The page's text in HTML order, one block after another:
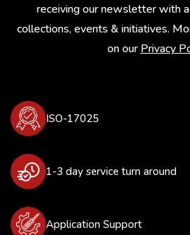
receiving our newsletter with
collections, events & initiatives.
on ourPrivacy
ISO-17025
1-3 day service turn around
Application Support